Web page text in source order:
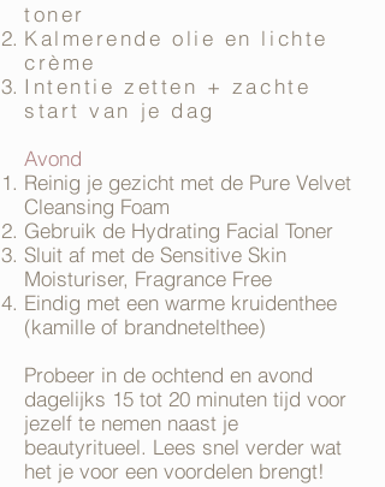
toner
Kalmerende olie en lichte
crème
Intentie zetten + zachte
start van je dag
Avond
Reinig je gezicht met de Pure Velvet
Cleansing Foam
Gebruik de Hydrating Facial Toner
Sluit af met de Sensitive Skin
Moisturiser, Fragrance Free
Eindig met een warme kruidenthee
(kamille of brandnetelthee)
Probeer in de ochtend en avond
dagelijks 15 tot 20 minuten tijd voor
jezelf te nemen naast je
beautyritueel. Lees snel verder wat
het je voor een voordelen brengt!